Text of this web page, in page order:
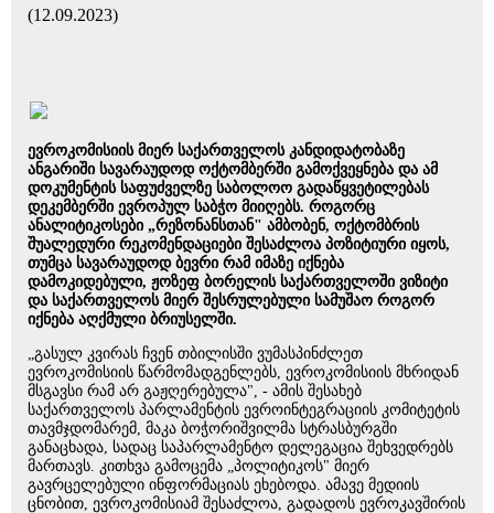
(12.09.2023)
ევროკომისიის მიერ საქართველოს კანდიდატობაზე
ანგარიში სავარაუდოდ ოქტომბერში გამოქვეყნება და ამ
დოკუმენტის საფუძველზე საბოლოო გადაწყვეტილებას
დეკემბერში ევროპულ საბჭო მიიღებს. როგორც
ანალიტიკოსები „რეზონანსთან" ამბობენ, ოქტომბრის
შუალედური რეკომენდაციები შესაძლოა პოზიტიური იყოს,
თუმცა სავარაუდოდ ბევრი რამ იმაზე იქნება
დამოკიდებული, ჟოზეფ ბორელის საქართველოში ვიზიტი
და საქართველოს მიერ შესრულებული სამუშაო როგორ
იქნება აღქმული ბრიუსელში.
„გასულ კვირას ჩვენ თბილისში ვუმასპინძლეთ
ევროკომისიის წარმომადგენლებს, ევროკომისიის მხრიდან
მსგავსი რამ არ გაჟღერებულა", - ამის შესახებ
საქართველოს პარლამენტის ევროინტეგრაციის კომიტეტის
თავმჯდომარემ, მაკა ბოჭორიშვილმა სტრასბურგში
განაცხადა, სადაც საპარლამენტო დელეგაცია შეხვედრებს
მართავს. კითხვა გამოცემა „პოლიტიკოს" მიერ
გავრცელებული ინფორმაციას ეხებოდა. ამავე მედიის
ცნობით, ევროკომისიამ შესაძლოა, გადადოს ევროკავშირის